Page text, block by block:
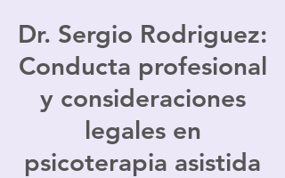
Dr. Sergio Rodriguez:
Conducta profesional
y consideraciones
legales en
psicoterapia asistida